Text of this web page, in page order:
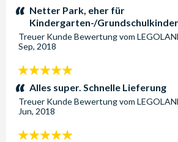
Sterne:
Netter Park, eher für
Kindergarten-/Grundschulkinder
Treuer KundeBewertung vom
Sep, 2018
5
Sterne:Alles super. Schnelle Lieferung
Treuer KundeBewertung vom
Jun, 2018
5